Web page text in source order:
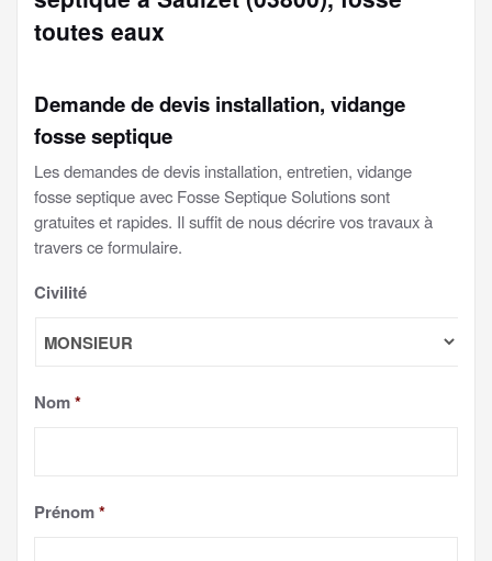
toutes eaux
Demande de devis installation, vidange
fosse septique
Les demandes de devis installation, entretien, vidange
fosse septique avec Fosse Septique Solutions sont
gratuites et rapides. Il suffit de nous décrire vos travaux à
travers ce formulaire.
Civilité
Nom*
Prénom*